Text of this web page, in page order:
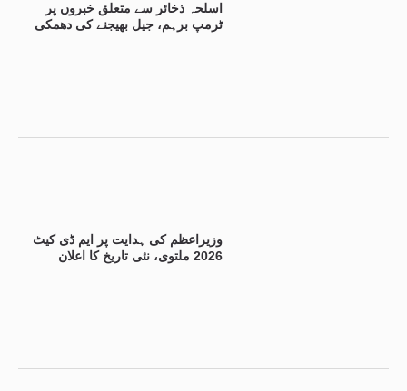
اسلحہ ذخائر سے متعلق خبروں پر
ٹرمپ برہم، جیل بھیجنے کی دھمکی
وزیراعظم کی ہدایت پر ایم ڈی کیٹ
2026 ملتوی، نئی تاریخ کا اعلان